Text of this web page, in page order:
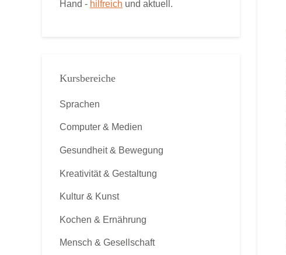
Hand - hilfreich und aktuell.
Kursbereiche
Sprachen
Computer & Medien
Gesundheit & Bewegung
Kreativität & Gestaltung
Kultur & Kunst
Kochen & Ernährung
Mensch & Gesellschaft